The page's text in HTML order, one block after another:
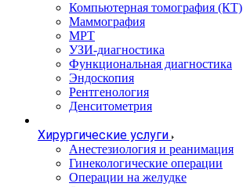
Компьютерная томография (КТ)
Маммография
МРТ
УЗИ-диагностика
Функциональная диагностика
Эндоскопия
Рентгенология
Денситометрия
Хирургические услуги
Анестезиология и реанимация
Гинекологические операции
Операции на желудке